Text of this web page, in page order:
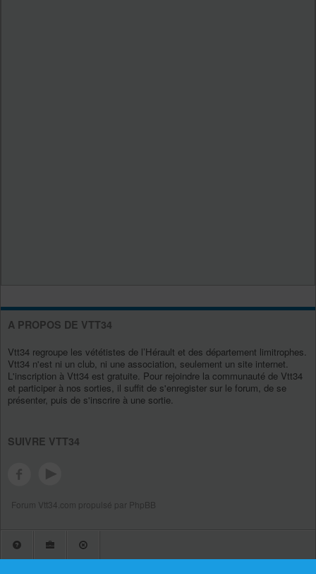
A PROPOS DE VTT34
Vtt34 regroupe les vététistes de l’Hérault et des département limitrophes.
Vtt34 n'est ni un club, ni une association, seulement un site internet.
L'inscription à Vtt34 est gratuite. Pour rejoindre la communauté de Vtt34
et participer à nos sorties, il suffit de s'enregister sur le forum, de se
présenter, puis de s'inscrire à une sortie.
SUIVRE VTT34
Forum Vtt34.com propulsé par PhpBB